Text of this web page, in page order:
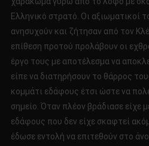
Ελληνικό στρατό. Οι αξιωματικοί
ανησυχούν και ζήτησαν από τον
επίθεση προτού προλάβουν οι
έργο τους με αποτέλεσμα να
είπε να διατηρήσουν το θάρρος
κομμάτι εδάφους έτσι ώστε να
σημείο. Όταν πλέον βράδιασε είχε
εδάφους που δεν είχε σκαφτεί
έδωσε εντολή να επιτεθούν στο